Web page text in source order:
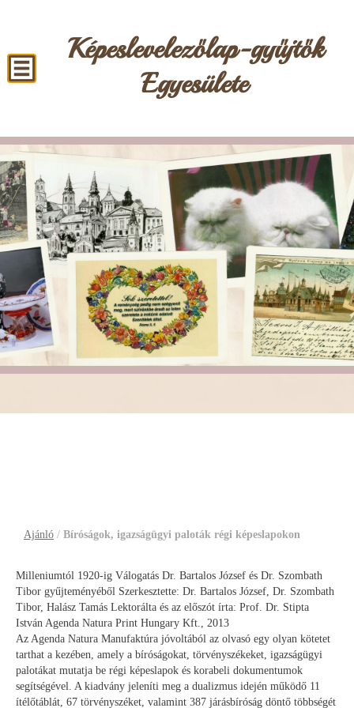
Képeslevelezőlap-gyűjtők
Egyesülete
Ajánló / Bíróságok, igazságügyi paloták régi képeslapokon
Milleniumtól 1920-ig Válogatás Dr. Bartalos József és Dr. Szombath
Tibor gyűjteményéből Szerkesztette: Dr. Bartalos József, Dr. Szombath
Tibor, Halász Tamás Lektorálta és az előszót írta: Prof. Dr. Stipta
István Agenda Natura Print Hungary Kft., 2013
Az Agenda Natura Manufaktúra jóvoltából az olvasó egy olyan kötetet
tarthat a kezében, amely a bíróságokat, törvényszékeket, igazságügyi
palotákat mutatja be régi képeslapok és korabeli dokumentumok
segítségével. A kiadvány jeleníti meg a dualizmus idején működő 11
ítélőtáblát, 67 törvényszéket, valamint 387 járásbíróság döntő többségét